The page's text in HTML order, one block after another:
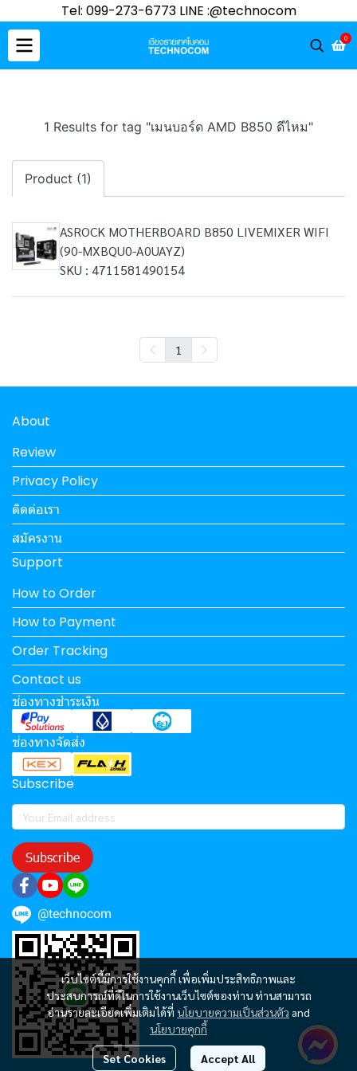
Tel: 099-273-6773 LINE :@technocom
0
1 Results for tag "เมนบอร์ด AMD B850 ดีไหม"
Product (1)
ASROCK MOTHERBOARD B850 LIVEMIXER WIFI
(90-MXBQU0-A0UAYZ)
SKU : 4711581490154
1
เว็บไซต์นี้มีการใช้งานคุกกี้ เพื่อเพิ่มประสิทธิภาพและ
ประสบการณ์ที่ดีในการใช้งานเว็บไซต์ของท่าน ท่านสามารถ
อ่านรายละเอียดเพิ่มเติมได้ที่ นโยบายความเป็นส่วนตัว and
นโยบายคุกกี้
Set Cookies Accept All
About
Review
Privacy Policy
ติดต่อเรา
สมัครงาน
Support
How to Order
How to Payment
Order Tracking
Contact us
ช่องทางชำระเงิน
ช่องทางจัดส่ง
Subscribe
Subscribe
@technocom